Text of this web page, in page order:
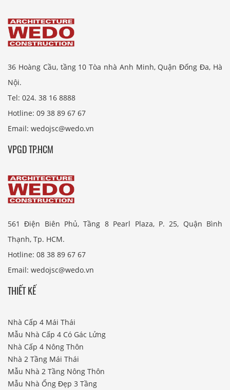
36 Hoàng Cầu, tầng 10 Tòa nhà Anh Minh, Quận Đống Đa, Hà
Nội.
Tel: 024. 38 16 8888
Hotline: 09 38 89 67 67
Email: wedojsc@wedo.vn
VPGD TP.HCM
561 Điện Biên Phủ, Tầng 8 Pearl Plaza, P. 25, Quận Bình
Thạnh, Tp. HCM.
Hotline: 08 38 89 67 67
Email: wedojsc@wedo.vn
THIẾT KẾ
Nhà Cấp 4 Mái Thái
Mẫu Nhà Cấp 4 Có Gác Lửng
Nhà Cấp 4 Nông Thôn
Nhà 2 Tầng Mái Thái
Mẫu Nhà 2 Tầng Nông Thôn
Mẫu Nhà Ống Đẹp 3 Tầng